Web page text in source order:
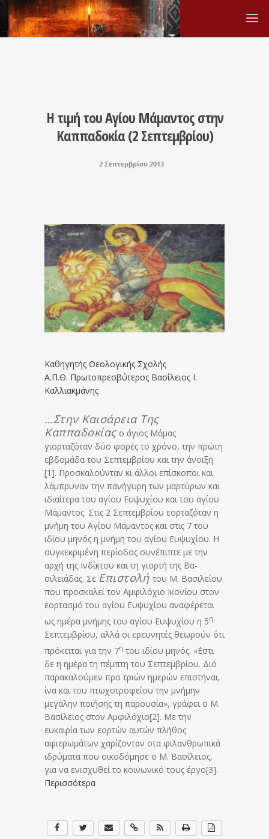
Η τιμή του Αγίου Μάμαντος στην
Καππαδοκία (2 Σεπτεμβρίου)
2 Σεπτεμβρίου 2013
Καθηγητής Θεολογικής Σχολής
Α.Π.Θ. Πρωτοπρεσβύτερος Βασίλειος Ι.
Καλλιακμάνης
…Στην Καισάρεια Της
Καππαδοκίαςο άγιος Μάμας
γιορταζόταν δύο φορές το χρόνο, την πρώτη
εβδομάδα του Σεπτεμβρίου και την άνοιξη
[1]. Προσκαλούνταν κι άλλοι επίσκοποι και
λά­μπρυ­ναν την πανήγυρη των μαρτύρων και
ιδιαίτερα του αγίου Ευψυχίου και του αγίου
Μάμαντος. Στις 2 Σε­πτεμβρίου εορταζόταν η
μνήμη του Αγίου Μάμαντος και στις 7 του
ιδίου μηνός η μνήμη του αγίου Ευψυχίου. Η
συγκεκριμένη περίοδος συνέπιπτε με την
αρχή της Ινδίκτου και τη γιορτή της Βα­
σιλειάδας. Σε Επιστολή του Μ. Βασιλείου
που προσκαλεί τον Αμφιλόχιο Ικονίου στον
εορτασμό του αγίου Ευψυ­χί­ου αναφέρεται
ως ημέρα μνήμης του αγίου Ευψυχίου η 5η
Σεπτεμ­βρίου, αλλά οι ερευνητές θεωρούν ότι
πρόκειται για την 7η του ιδίου μηνός. «΄Εστι
δε η ημέρα τη πέμπτη του Σεπτεμβρίου. Διό
παρακαλούμεν προ τριών ημερών επιστήναι,
ίνα και του πτωχοτρο­φείου την μνήμην
μεγάλην ποιήσης τη παρουσία», γράφει ο Μ.
Βασίλειος στον Αμφιλόχιο[2]. Με την
ευκαιρία των εορτών αυτών πλήθος
αφιερωμάτων χαρίζονταν στα φιλαν­θρωπικά
ιδρύματα που οικοδόμησε ο Μ. Βασίλειος,
για να ενισχυθεί το κοι­νω­νικό τους έργο[3].
Περισσότερα